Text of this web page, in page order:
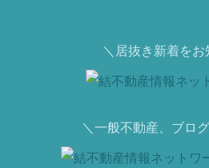
＼居抜き新着をお
＼一般不動産、ブロ